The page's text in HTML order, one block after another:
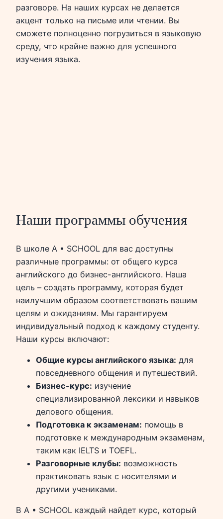
разговоре. На наших курсах не делается
акцент только на письме или чтении. Вы
сможете полноценно погрузиться в языковую
среду, что крайне важно для успешного
изучения языка.
Наши программы обучения
В школе A • SCHOOL для вас доступны
различные программы: от общего курса
английского до бизнес-английского. Наша
цель – создать программу, которая будет
наилучшим образом соответствовать вашим
целям и ожиданиям. Мы гарантируем
индивидуальный подход к каждому студенту.
Наши курсы включают:
Общие курсы английского языка: для
повседневного общения и путешествий.
Бизнес-курс: изучение
специализированной лексики и навыков
делового общения.
Подготовка к экзаменам: помощь в
подготовке к международным экзаменам,
таким как IELTS и TOEFL.
Разговорные клубы: возможность
практиковать язык с носителями и
другими учениками.
В A • SCHOOL каждый найдет курс, который